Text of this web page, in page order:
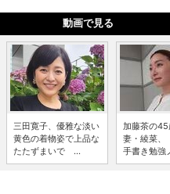
動画で見る
三田寛子、優雅な淡い
黄色の着物姿で上品な
たたずまいで ...
加藤茶の45
妻・綾菜、
手書き勉強